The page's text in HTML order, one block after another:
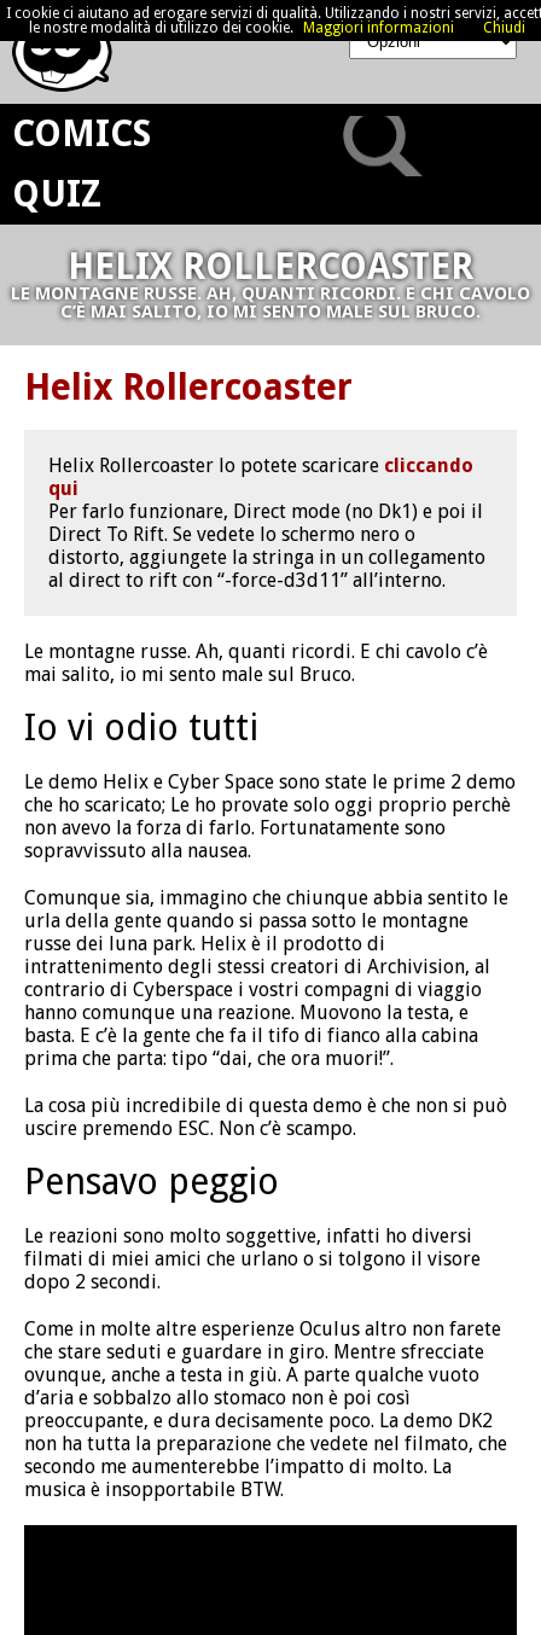
COMICS
QUIZ
HELIX ROLLERCOASTER
LE MONTAGNE RUSSE. AH, QUANTI RICORDI. E CHI CAVOLO
C’È MAI SALITO, IO MI SENTO MALE SUL BRUCO.
Helix Rollercoaster
Helix Rollercoaster lo potete scaricare cliccando
qui
Per farlo funzionare, Direct mode (no Dk1) e poi il
Direct To Rift. Se vedete lo schermo nero o
distorto, aggiungete la stringa in un collegamento
al direct to rift con “-force-d3d11” all’interno.
Le montagne russe. Ah, quanti ricordi. E chi cavolo c’è
mai salito, io mi sento male sul Bruco.
Io vi odio tutti
Le demo Helix e Cyber Space sono state le prime 2 demo
che ho scaricato; Le ho provate solo oggi proprio perchè
non avevo la forza di farlo. Fortunatamente sono
sopravvissuto alla nausea.
Comunque sia, immagino che chiunque abbia sentito le
urla della gente quando si passa sotto le montagne
russe dei luna park. Helix è il prodotto di
intrattenimento degli stessi creatori di Archivision, al
contrario di Cyberspace i vostri compagni di viaggio
hanno comunque una reazione. Muovono la testa, e
basta. E c’è la gente che fa il tifo di fianco alla cabina
prima che parta: tipo “dai, che ora muori!”.
La cosa più incredibile di questa demo è che non si può
uscire premendo ESC. Non c’è scampo.
Pensavo peggio
Le reazioni sono molto soggettive, infatti ho diversi
filmati di miei amici che urlano o si tolgono il visore
dopo 2 secondi.
Come in molte altre esperienze Oculus altro non farete
che stare seduti e guardare in giro. Mentre sfrecciate
ovunque, anche a testa in giù. A parte qualche vuoto
d’aria e sobbalzo allo stomaco non è poi così
preoccupante, e dura decisamente poco. La demo DK2
non ha tutta la preparazione che vedete nel filmato, che
secondo me aumenterebbe l’impatto di molto. La
musica è insopportabile BTW.
I cookie ci aiutano ad erogare servizi di qualità. Utilizzando i nostri servizi,
le nostre modalità di utilizzo dei cookie.
Maggiori informazioni Chiudi